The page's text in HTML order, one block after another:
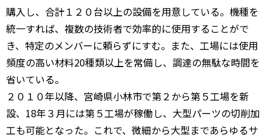
購入し、合計１２０台以上の設備を用意している。機種を
統一すれば、複数の技術者で効率的に使用することがで
き、特定のメンバーに頼らずにすむ。また、工場には使用
頻度の高い材料20種類以上を常備し、調達の無駄な時間を
省いている。
２０１０年以降、宮崎県小林市で第２から第５工場を新
設、18年３月には第５工場が稼働し、大型パーツの切削加
工も可能となった。これで、微細から大型まであらゆるサ